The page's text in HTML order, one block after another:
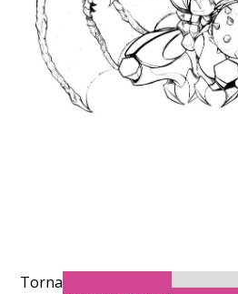
Torna